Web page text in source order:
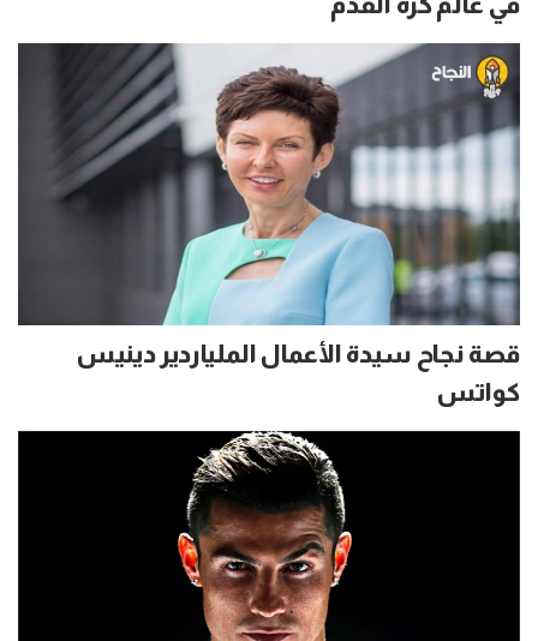
قصة نجاح سيدة الأعمال الملياردير دينيس
كواتس